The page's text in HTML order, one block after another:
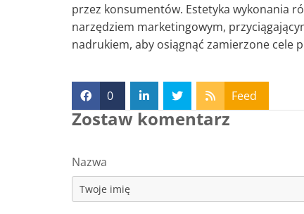
przez konsumentów. Estetyka wykonania
narzędziem marketingowym,
nadrukiem, aby osiągnąć zamierzone cele
0 Feed
Zostaw komentarz
Nazwa